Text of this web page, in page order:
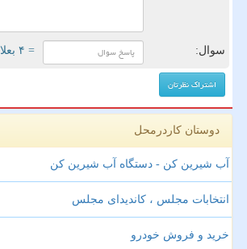
سوال: = ۴ بعلاوه ۵
دوستان کاردرمحل
آب شیرین کن - دستگاه آب شیرین کن
انتخابات مجلس ، کاندیدای مجلس
خرید و فروش خودرو